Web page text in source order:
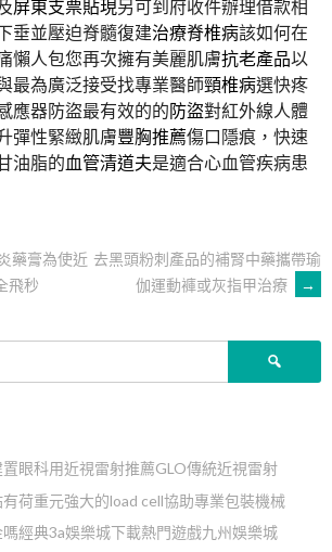
屏東支票貼現另可到府收件辦理借款相
垂並壓迫脊髓復建治療脊椎病該如何在
懶人包您再次擁有美麗肌膚抗老產品以
最為廣泛接受找專業醫師頸椎病選快疼
應器防盜最有效的的防盜對紅外線人體
彈性緊緻肌膚豐胸推薦傷口隱痕，快速
油脂的血管清道夫是適合心血管疾病患
藥膏為使近
飛秒
去黑頭粉刺產品的補腎中藥攜帶瑜
伽運動褲或灰指甲治療
→
眼科用近視雷射推薦GLO傳統近視雷射
荷重元強大的load cell協助專業包裝機械
經典3a娛樂城下載熱門遊戲九州娛樂城